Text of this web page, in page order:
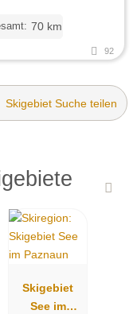
70 km
92
Skigebiet Suche teilen
Skigebiet
See im